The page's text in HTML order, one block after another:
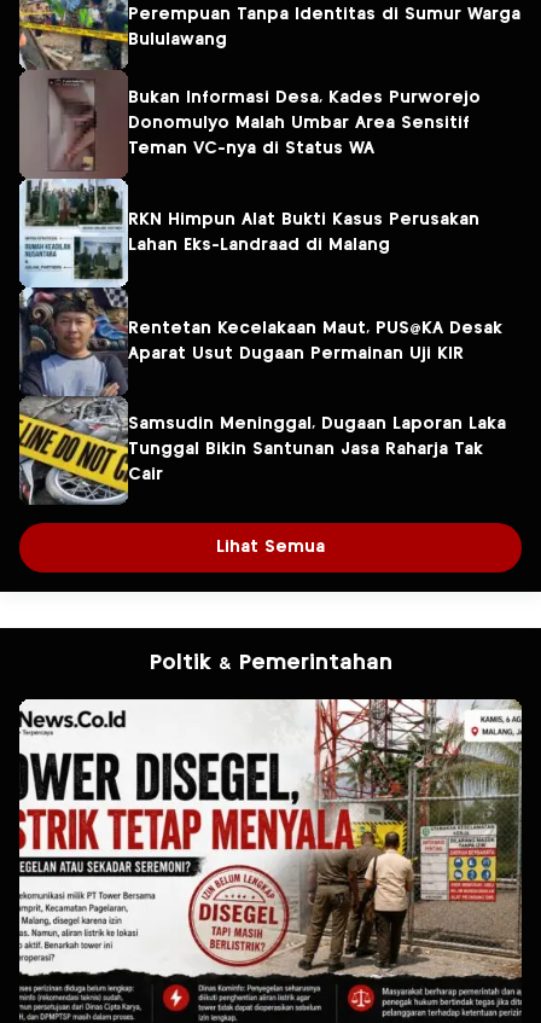
Perempuan Tanpa Identitas di Sumur Warga
Bululawang
Bukan Informasi Desa, Kades Purworejo
Donomulyo Malah Umbar Area Sensitif
Teman VC-nya di Status WA
RKN Himpun Alat Bukti Kasus Perusakan
Lahan Eks-Landraad di Malang
Rentetan Kecelakaan Maut, PUS@KA Desak
Aparat Usut Dugaan Permainan Uji KIR
Samsudin Meninggal, Dugaan Laporan Laka
Tunggal Bikin Santunan Jasa Raharja Tak
Cair
Lihat Semua
Poltik & Pemerintahan